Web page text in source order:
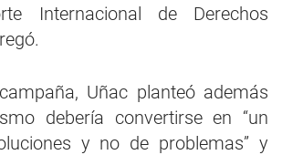
Internacional de Derechos
Uñac planteó además
debería convertirse en “un
y no de problemas” y